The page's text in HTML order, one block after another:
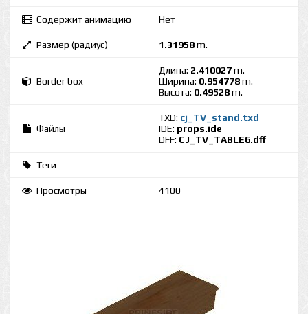
Содержит анимацию Нет
Размер (радиус) 1.31958m.
Border box
Длина: 2.410027m.
Ширина: 0.954778m.
Высота: 0.49528m.
Файлы
TXD: cj_TV_stand.txd
IDE: props.ide
DFF: CJ_TV_TABLE6.dff
Теги
Просмотры 4100